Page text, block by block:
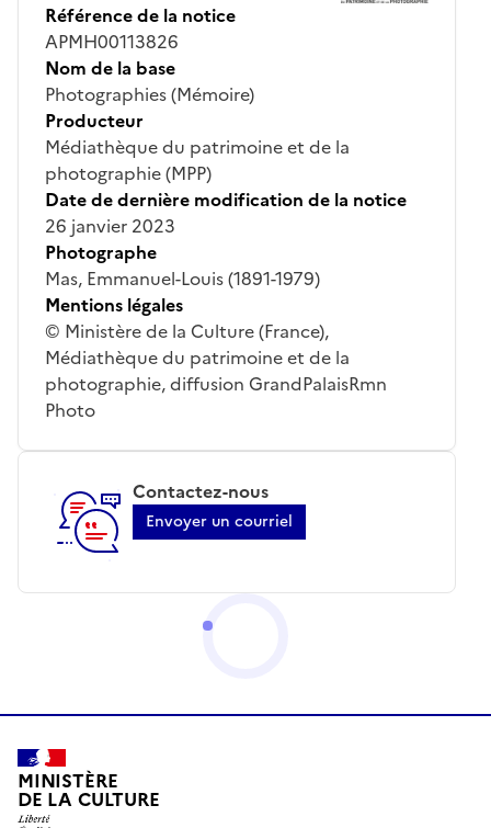
Référence de la notice
APMH00113826
Nom de la base
Photographies (Mémoire)
Producteur
Médiathèque du patrimoine et de la
photographie (MPP)
Date de dernière modification de la notice
26 janvier 2023
Photographe
Mas, Emmanuel-Louis (1891-1979)
Mentions légales
© Ministère de la Culture (France),
Médiathèque du patrimoine et de la
photographie, diffusion GrandPalaisRmn
Photo
Contactez-nous
Envoyer un courriel
MINISTÈRE
DE LA CULTURE